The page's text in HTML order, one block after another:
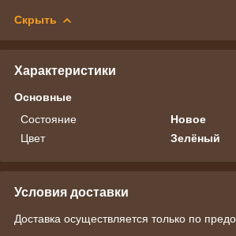
Скрыть
Характеристики
Основные
Состояние
Новое
Цвет
Зелёный
Условия доставки
Доставка осуществляется только по